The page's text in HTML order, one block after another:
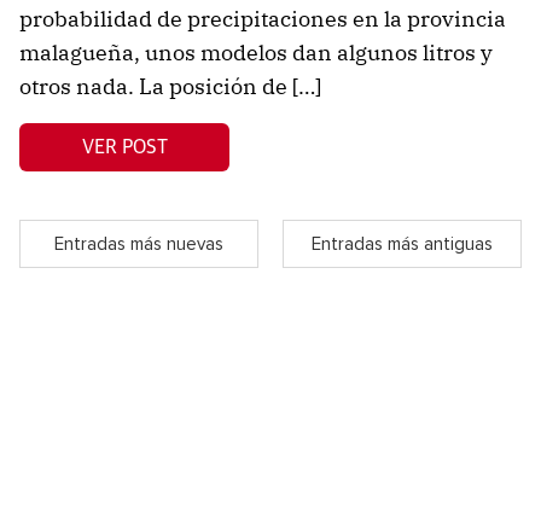
probabilidad de precipitaciones en la provincia
malagueña, unos modelos dan algunos litros y
otros nada. La posición de […]
VER POST
Entradas más nuevas Entradas más antiguas